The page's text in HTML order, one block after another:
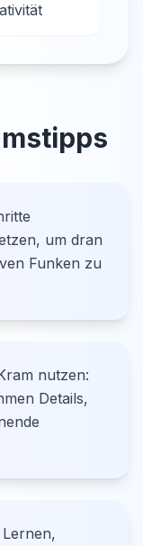
um dran
Funken zu
nutzen:
Details,